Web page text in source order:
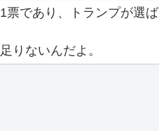
票であり、トランプが選ば
りないんだよ。